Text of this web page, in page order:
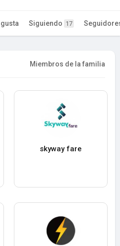
gusta Siguiendo 17
Miembros de la familia
skyway fare